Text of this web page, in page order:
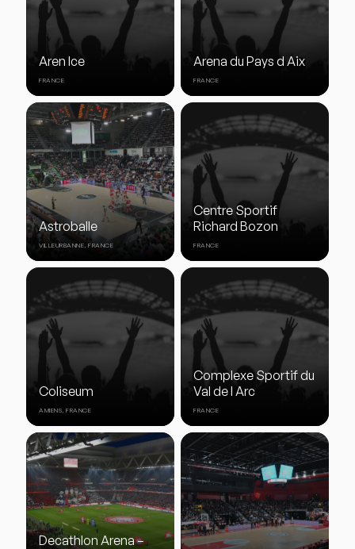
Aren Ice
FRANCE
Arena du Pays d Aix
FRANCE
Astroballe
VILLEURBANNE, FRANCE
Centre Sportif
Richard Bozon
FRANCE
Coliseum
AMIENS, FRANCE
Complexe Sportif du
Val de l Arc
FRANCE
Decathlon Arena –